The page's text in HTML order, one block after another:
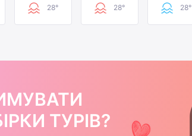
28° 28° 28°
ТУРІВ?